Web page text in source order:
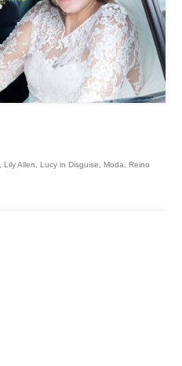
Lily Allen Lucy in Disguise Moda
Reino